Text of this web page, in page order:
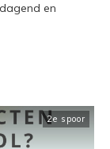
en
2e spoor